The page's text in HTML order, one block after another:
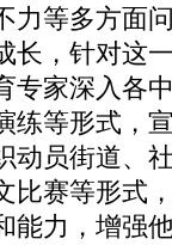
力等多方面
长，针对这
专家深入各
练等形式，
动员街道、
比赛等形式
能力，增强